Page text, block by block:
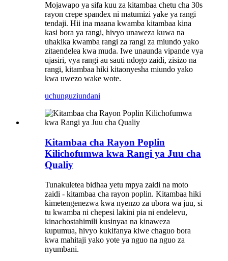
Mojawapo ya sifa kuu za kitambaa chetu cha 30s
rayon crepe spandex ni matumizi yake ya rangi
tendaji. Hii ina maana kwamba kitambaa kina
kasi bora ya rangi, hivyo unaweza kuwa na
uhakika kwamba rangi za rangi za miundo yako
zitaendelea kwa muda. Iwe unaunda vipande vya
ujasiri, vya rangi au sauti ndogo zaidi, zisizo na
rangi, kitambaa hiki kitaonyesha miundo yako
kwa uwezo wake wote.
uchunguziundani
Kitambaa cha Rayon Poplin
Kilichofumwa kwa Rangi ya Juu cha
Qualiy
Tunakuletea bidhaa yetu mpya zaidi na moto
zaidi - kitambaa cha rayon poplin. Kitambaa hiki
kimetengenezwa kwa nyenzo za ubora wa juu, si
tu kwamba ni chepesi lakini pia ni endelevu,
kinachostahimili kusinyaa na kinaweza
kupumua, hivyo kukifanya kiwe chaguo bora
kwa mahitaji yako yote ya nguo na nguo za
nyumbani.